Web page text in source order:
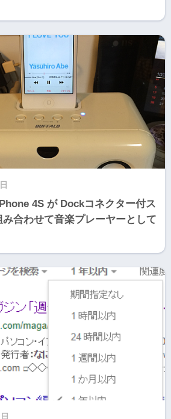
4S が Dockコネクター付ス
み合わせて音楽プレーヤーとして